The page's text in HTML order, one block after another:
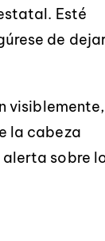
Esté
de
visiblemente,
la cabeza
sobre